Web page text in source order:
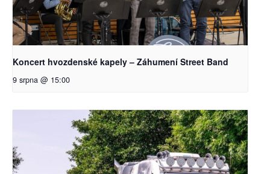
Koncert hvozdenské kapely – Záhumení Street Band
9 srpna @ 15:00